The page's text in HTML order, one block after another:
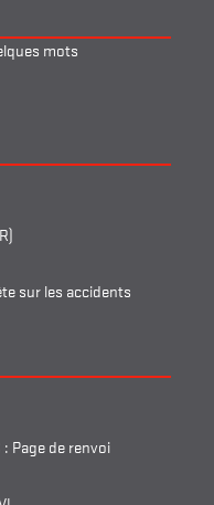
mots
sur les accidents
Page de renvoi